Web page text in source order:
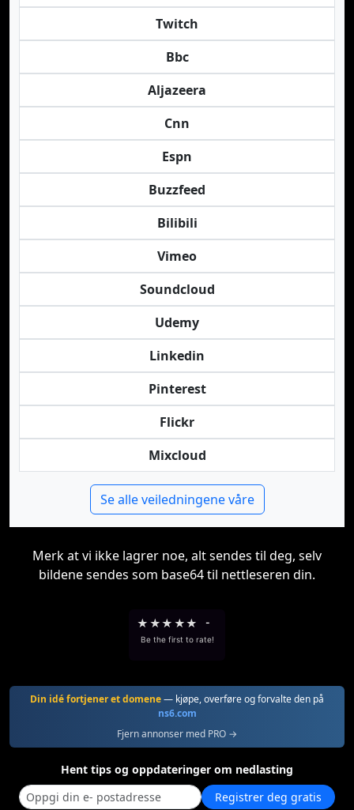
Twitch
Bbc
Aljazeera
Cnn
Espn
Buzzfeed
Bilibili
Vimeo
Soundcloud
Udemy
Linkedin
Pinterest
Flickr
Mixcloud
Se alle veiledningene våre
Merk at vi ikke lagrer noe, alt sendes til deg, selv
bildene sendes som base64 til nettleseren din.
★ ★★ ★★ -
Be the first to rate!
Din idé fortjener et domene— kjøpe, overføre og forvalte den på
ns6.com
Fjern annonser med PRO →
Hent tips og oppdateringer om nedlasting
Registrer deg gratis